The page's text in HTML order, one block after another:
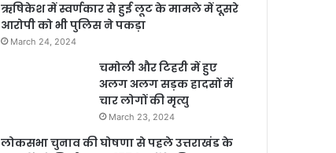
ऋषिकेश में स्वर्णकार से हुई लूट के मामले में दूसरे
आरोपी को भी पुलिस ने पकड़ा
March 24, 2024
चमोली और टिहरी में हुए
अलग अलग सड़क हादसों में
चार लोगों की मृत्यु
March 23, 2024
लोकसभा चुनाव की घोषणा से पहले उत्तराखंड के